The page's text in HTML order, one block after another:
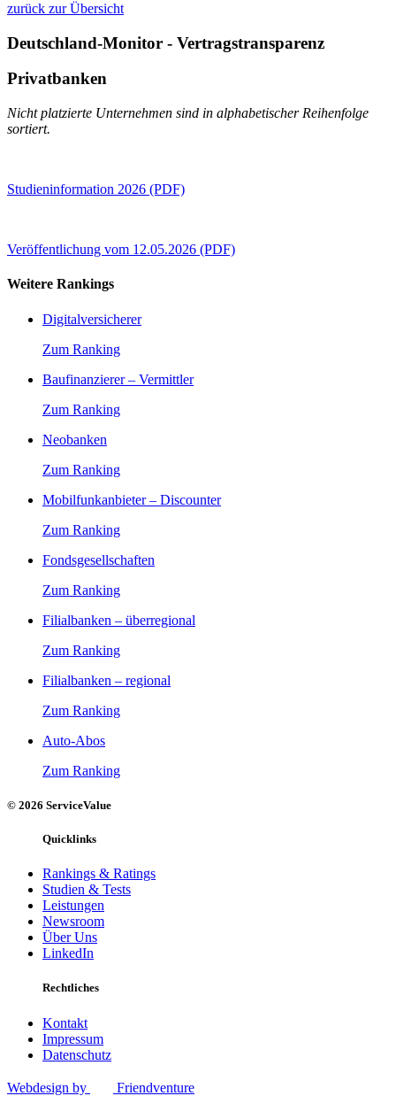
zurück zur Übersicht
Deutschland-Monitor - Vertragstransparenz
Privatbanken
Nicht platzierte Unternehmen sind in alphabetischer Reihenfolge
sortiert.
Studieninformation 2026 (PDF)
Veröffentlichung vom 12.05.2026 (PDF)
Weitere Rankings
Digitalversicherer
Zum Ranking
Baufinanzierer – Vermittler
Zum Ranking
Neobanken
Zum Ranking
Mobilfunkanbieter – Discounter
Zum Ranking
Fondsgesellschaften
Zum Ranking
Filialbanken – überregional
Zum Ranking
Filialbanken – regional
Zum Ranking
Auto-Abos
Zum Ranking
© 2026 ServiceValue
Quicklinks
Rankings & Ratings
Studien & Tests
Leistungen
Newsroom
Über Uns
LinkedIn
Rechtliches
Kontakt
Impressum
Datenschutz
Webdesign by Friendventure